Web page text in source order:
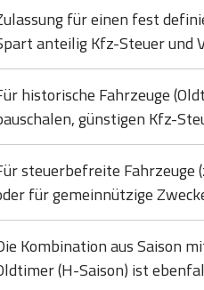
für einen fest
anteilig Kfz-Steuer und
historische Fahrzeuge
günstigen Kfz-
steuerbefreite Fahrzeuge
für gemeinnützige
Kombination aus Saison
(H-Saison) ist